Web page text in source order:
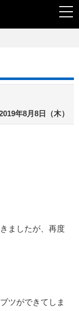
年8月8日（木）
ましたが、再度
ツができてしま